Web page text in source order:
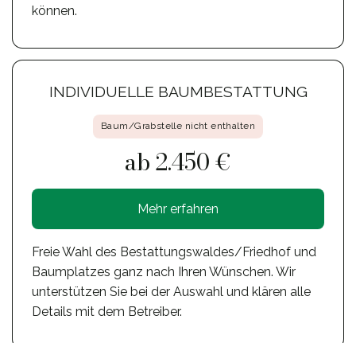
können.
INDIVIDUELLE BAUMBESTATTUNG
Baum/Grabstelle nicht enthalten
ab 2.450 €
Mehr erfahren
Freie Wahl des Bestattungswaldes/Friedhof und
Baumplatzes ganz nach Ihren Wünschen. Wir
unterstützen Sie bei der Auswahl und klären alle
Details mit dem Betreiber.